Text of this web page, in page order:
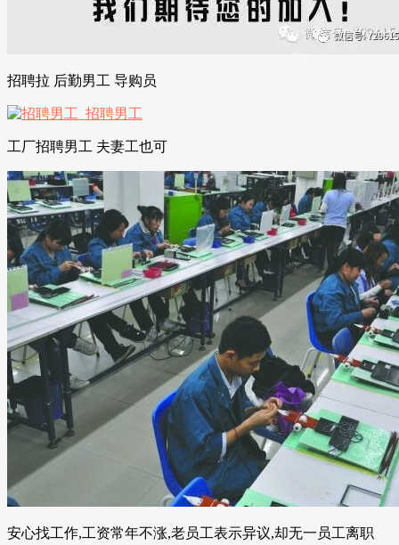
招聘拉 后勤男工 导购员
工厂招聘男工 夫妻工也可
安心找工作,工资常年不涨,老员工表示异议,却无一员工离职